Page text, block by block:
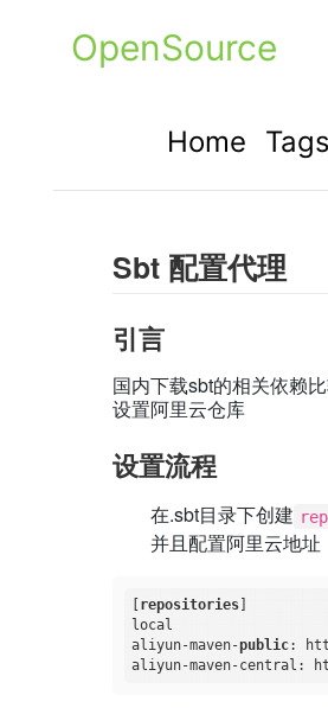
OpenSource
Home Tags
Sbt 配置代理
引言
国内下载sbt的相关依赖
设置阿里云仓库
设置流程
在.sbt目录下创建
并且配置阿里云地址
repositories]
local
aliyun-maven-public:
aliyun-maven-central: